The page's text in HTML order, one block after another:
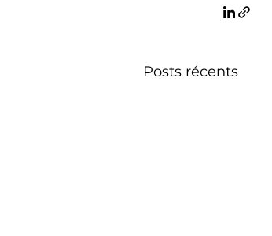
Posts récents